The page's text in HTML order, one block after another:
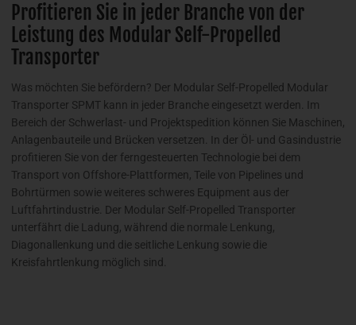
Profitieren Sie in jeder Branche von der
Leistung des Modular Self-Propelled
Transporter
Was möchten Sie befördern? Der Modular Self-Propelled Modular
Transporter SPMT kann in jeder Branche eingesetzt werden. Im
Bereich der Schwerlast- und Projektspedition können Sie Maschinen,
Anlagenbauteile und Brücken versetzen. In der Öl- und Gasindustrie
profitieren Sie von der ferngesteuerten Technologie bei dem
Transport von Offshore-Plattformen, Teile von Pipelines und
Bohrtürmen sowie weiteres schweres Equipment aus der
Luftfahrtindustrie. Der Modular Self-Propelled Transporter
unterfährt die Ladung, während die normale Lenkung,
Diagonallenkung und die seitliche Lenkung sowie die
Kreisfahrtlenkung möglich sind.